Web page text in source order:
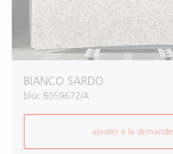
BIANCO SARDO
bloc B059672/A
ajouter à la demande